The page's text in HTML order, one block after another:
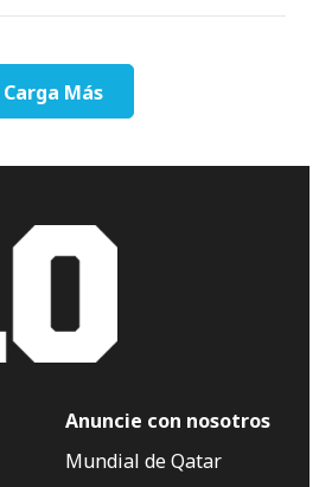
Carga Más
Anuncie con nosotros
Mundial de Qatar